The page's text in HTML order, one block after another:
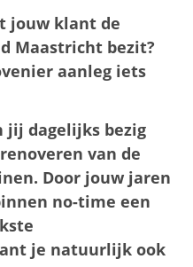
jouw klant de
Maastricht bezit?
aanleg iets
jij dagelijks bezig
van de
Door jouw jaren
no-time een
je natuurlijk ook